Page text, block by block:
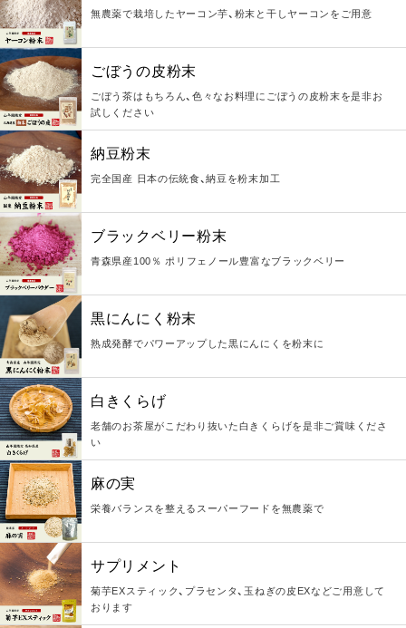
無農薬で栽培したヤーコン芋、粉末と干しヤーコンをご用意
ごぼうの皮粉末
ごぼう茶はもちろん、色々なお料理にごぼうの皮粉末を是非お
試しください
納豆粉末
完全国産 日本の伝統食、納豆を粉末加工
ブラックベリー粉末
青森県産100％ ポリフェノール豊富なブラックベリー
黒にんにく粉末
熟成発酵でパワーアップした黒にんにくを粉末に
白きくらげ
老舗のお茶屋がこだわり抜いた白きくらげを是非ご賞味くださ
い
麻の実
栄養バランスを整えるスーパーフードを無農薬で
サプリメント
菊芋EXスティック、プラセンタ、玉ねぎの皮EXなどご用意して
おります